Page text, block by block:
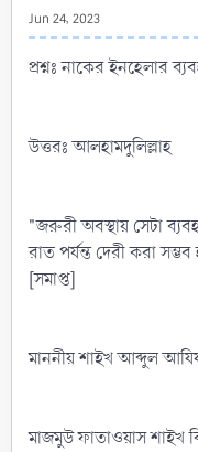
Jun 24, 2023
প্রশ্নঃ নাকের ইনহেলার
উত্তরঃ আলহামদুলিল্লাহ
"জরুরী অবস্থায় সেটা
রাত পর্যন্ত দেরী করা
[সমাপ্ত]
মাননীয় শাইখ আব্দুল
মাজমুউ ফাতাওয়াস শাইখ